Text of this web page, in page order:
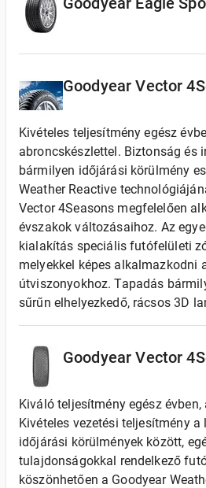
Goodyear Vector
Kivételes teljesítmény egész
abroncskészlettel. Biztonság és
bármilyen időjárási körülmény
Weather Reactive
Vector 4Seasons megfelelően
évszakok változásaihoz. Az
kialakítás speciális futófelületi
melyekkel képes alkalmazkodni
útviszonyokhoz. Tapadás
sűrűn elhelyezkedő, rácsos 3D
Goodyear Vector
Kiváló teljesítmény egész
Kivételes vezetési teljesítmény
időjárási körülmények között,
tulajdonságokkal rendelkező
köszönhetően a Goodyear